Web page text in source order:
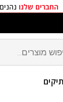
החברים שלנו
משלוחים חינם בכל קניה